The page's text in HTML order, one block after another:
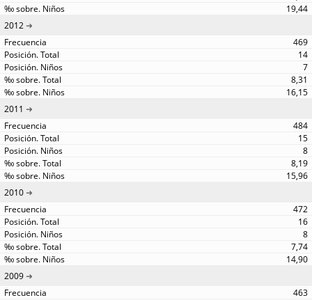
19,44
2012
469
14
7
8,31
16,15
2011
484
15
8
8,19
15,96
2010
472
16
8
7,74
14,90
2009
463